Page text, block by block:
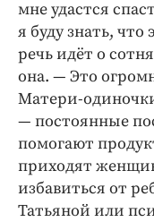
мне удастся
я буду знать, что
речь идёт о
она. — ​Это
Матери-­
— ​постоянные
помогают
приходят
избавиться от
Татьяной или